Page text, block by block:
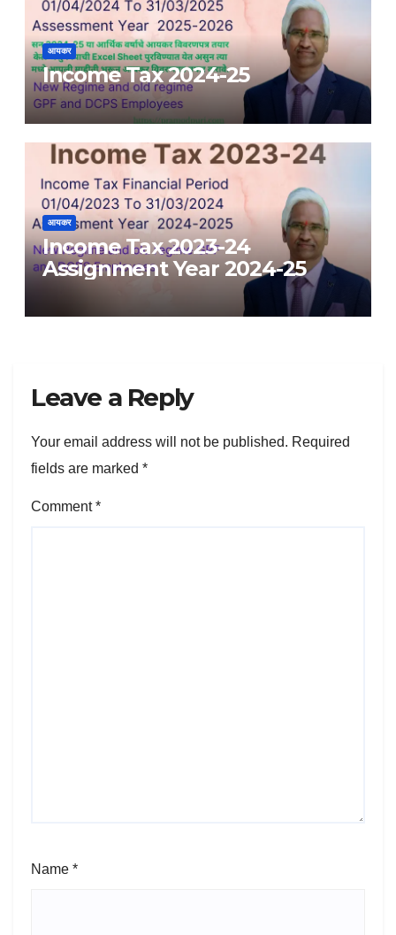
आयकर
Income Tax 2024-25
आयकर
Income Tax 2023-24
Assignment Year 2024-25
Leave a Reply
Your email address will not be published. Required
fields are marked *
Comment*
Name *